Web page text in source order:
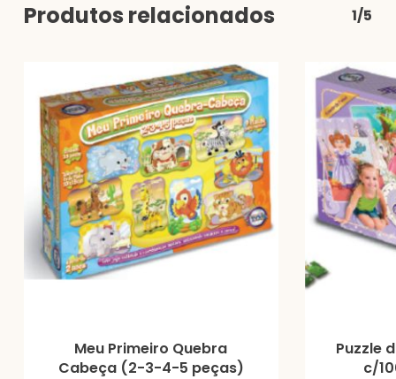
Produtos relacionados 1/5
Meu Primeiro Quebra
Cabeça (2-3-4-5 peças)
Puzzle
c/